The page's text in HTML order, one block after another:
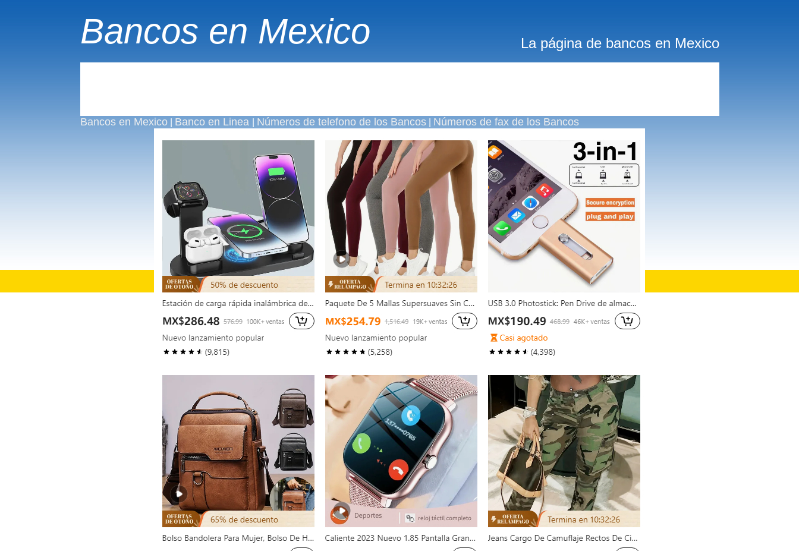
Bancos en Mexico La página de bancos en Mexico
Bancos en Mexico| Banco en Linea Números de telefono de los Bancos| Números de fax de los Bancos